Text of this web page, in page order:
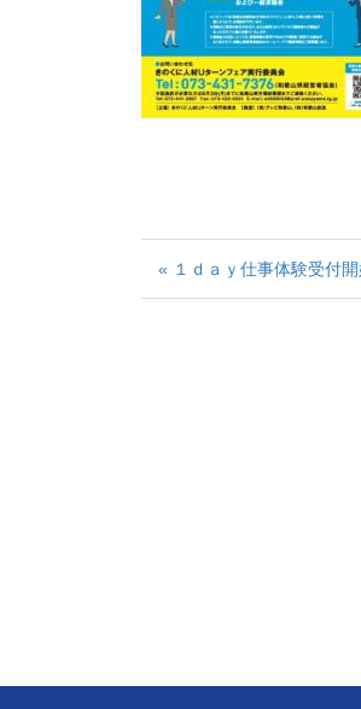
« １ｄａｙ仕事体験受付